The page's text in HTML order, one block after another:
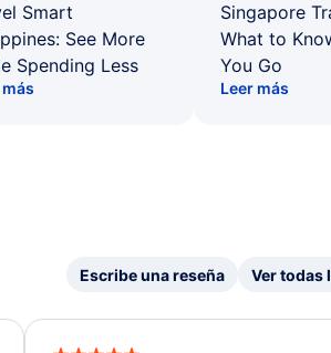
Smart
See More
Spending Less
Singapore
What to
You Go
Leer más
Escribe una reseña Ver todas